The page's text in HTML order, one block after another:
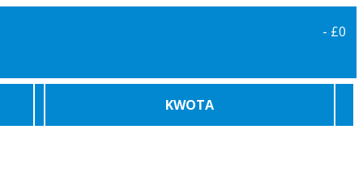
- £0
KWOTA